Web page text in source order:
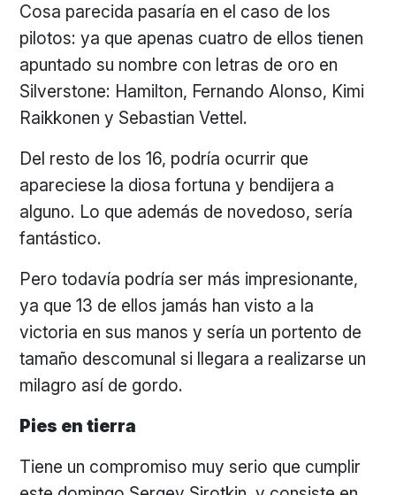
Cosa parecida pasaría en el caso de los
pilotos: ya que apenas cuatro de ellos tienen
apuntado su nombre con letras de oro en
Silverstone: Hamilton, Fernando Alonso, Kimi
Raikkonen y Sebastian Vettel.
Del resto de los 16, podría ocurrir que
apareciese la diosa fortuna y bendijera a
alguno. Lo que además de novedoso, sería
fantástico.
Pero todavía podría ser más impresionante,
ya que 13 de ellos jamás han visto a la
victoria en sus manos y sería un portento de
tamaño descomunal si llegara a realizarse un
milagro así de gordo.
Pies en tierra
Tiene un compromiso muy serio que cumplir